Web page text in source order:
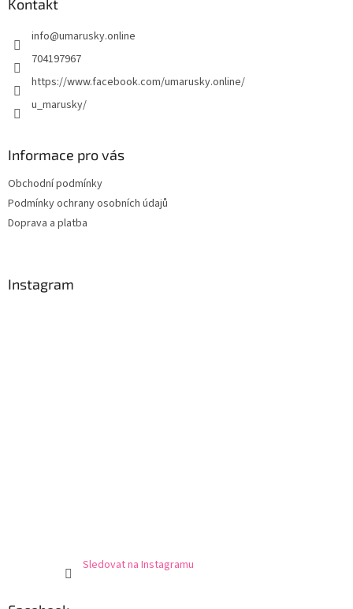
Kontakt
info@umarusky.online
704197967
https://www.facebook.com/umarusky.online/
u_marusky/
Informace pro vás
Obchodní podmínky
Podmínky ochrany osobních údajů
Doprava a platba
Instagram
Sledovat na Instagramu